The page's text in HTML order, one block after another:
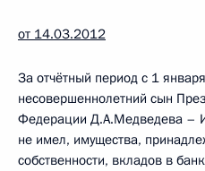
от 14.03.2012
За отчётный период с 1
несовершеннолетний сын
Федерации Д.А.Медведева –
не имел, имущества,
собственности, вкладов в